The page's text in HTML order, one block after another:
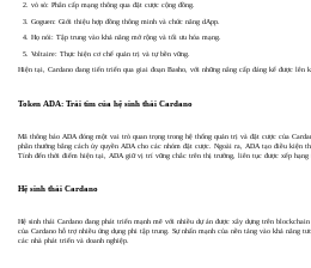
vỏ sò: Phân cấp mạng thông qua đặt cược cộng đồng.
Goguen: Giới thiệu hợp đồng thông minh và chức năng dApp.
Họ nói: Tập trung vào khả năng mở rộng và tối ưu hóa mạng.
Voltaire: Thực hiện cơ chế quản trị và tự bền vững.
Hiện tại, Cardano đang tiến triển qua giai đoạn Basho, với những nâng cấp đáng kể được lên
Token ADA: Trái tim của hệ sinh thái Cardano
Mã thông báo ADA đóng một vai trò quan trọng trong hệ thống quản trị và đặt cược của
phần thưởng bằng cách ủy quyền ADA cho các nhóm đặt cược. Ngoài ra, ADA tạo điều kiện
Tính đến thời điểm hiện tại, ADA giữ vị trí vững chắc trên thị trường, liên tục được xếp hạng
Hệ sinh thái Cardano
Hệ sinh thái Cardano đang phát triển mạnh mẽ với nhiều dự án được xây dựng trên
của Cardano hỗ trợ nhiều ứng dụng phi tập trung. Sự nhấn mạnh của nền tảng vào khả năng
các nhà phát triển và doanh nghiệp.